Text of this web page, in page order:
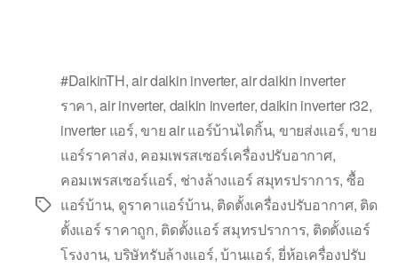
#DaikinTH,air daikin inverter,air daikin inverter
ราคา,air inverter, daikin inverter,daikin inverter r32,
inverter แอร์,ขาย air แอร์บ้านไดกิ้น, ขายส่งแอร์,ขาย
แอร์ราคาส่ง, คอมเพรสเซอร์เครื่องปรับอากาศ,
คอมเพรสเซอร์แอร์, ช่างล้างแอร์ สมุทรปราการ, ซื้อ
แอร์บ้าน, ดูราคาแอร์บ้าน, ติดตั้งเครื่องปรับอากาศ, ติด
ตั้งแอร์ ราคาถูก, ติดตั้งแอร์ สมุทรปราการ, ติดตั้งแอร์
โรงงาน, บริษัทรับล้างแอร์,บ้านแอร์, ยี่ห้อเครื่องปรับ